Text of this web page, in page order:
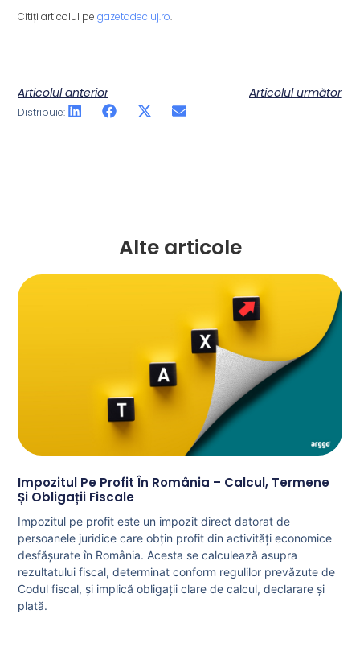
Citiți articolul pegazetadecluj.ro.
Articolul anterior Articolul următor
Distribuie:
Alte articole
Impozitul Pe Profit În România – Calcul, Termene
Și Obligații Fiscale
Impozitul pe profit este un impozit direct datorat de
persoanele juridice care obțin profit din activități economice
desfășurate în România. Acesta se calculează asupra
rezultatului fiscal, determinat conform regulilor prevăzute de
Codul fiscal, și implică obligații clare de calcul, declarare și
plată.